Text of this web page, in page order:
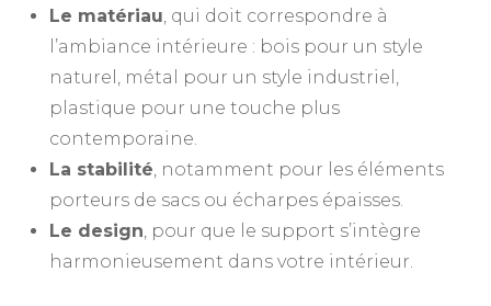
Le matériau, qui doit correspondre à
l’ambiance intérieure : bois pour un style
naturel, métal pour un style industriel,
plastique pour une touche plus
contemporaine.
La stabilité, notamment pour les éléments
porteurs de sacs ou écharpes épaisses.
Le design, pour que le support s’intègre
harmonieusement dans votre intérieur.